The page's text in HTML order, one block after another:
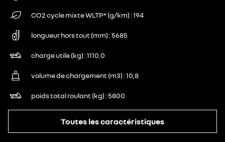
CO2 cycle mixte WLTP* (g/km) 194
longueur hors tout (mm) 5685
charge utile (kg) 1110.0
volume de chargement (m3) 10,8
poids total roulant (kg) 5800
Toutes les caractéristiques